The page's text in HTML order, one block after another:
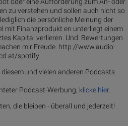
zu verstehen und sollen auch nicht so
die persönliche Meinung der
mit Finanzprodukt en unterliegt einem
Kapital verlieren. Und: Bewertungen
mir Freude: http://www.audio-
spotify .
und vielen anderen Podcasts
Podcast-Werbung, klicke hier.
die bleiben - überall und jederzeit!